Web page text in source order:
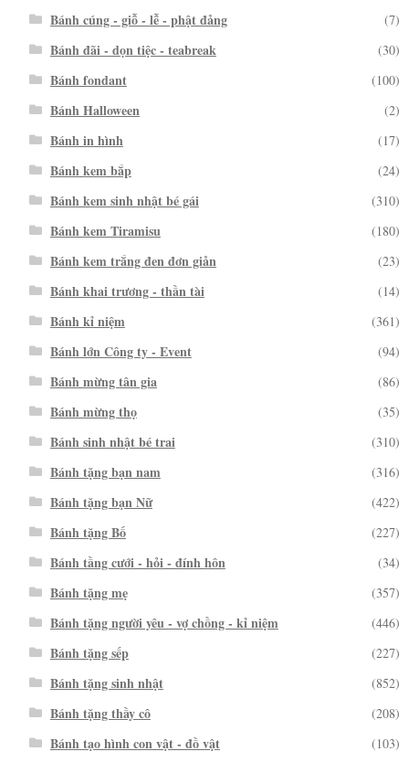
Bánh cúng - giỗ - lễ - phật đảng (7)
Bánh đãi - dọn tiệc - teabreak (30)
Bánh fondant (100)
Bánh Halloween (2)
Bánh in hình (17)
Bánh kem bắp (24)
Bánh kem sinh nhật bé gái (310)
Bánh kem Tiramisu (180)
Bánh kem trắng đen đơn giản (23)
Bánh khai trương - thần tài (14)
Bánh kỉ niệm (361)
Bánh lớn Công ty - Event (94)
Bánh mừng tân gia (86)
Bánh mừng thọ (35)
Bánh sinh nhật bé trai (310)
Bánh tặng bạn nam (316)
Bánh tặng bạn Nữ (422)
Bánh tặng Bố (227)
Bánh tầng cưới - hỏi - đính hôn (34)
Bánh tặng mẹ (357)
Bánh tặng người yêu - vợ chồng - kỉ niệm (446)
Bánh tặng sếp (227)
Bánh tặng sinh nhật (852)
Bánh tặng thầy cô (208)
Bánh tạo hình con vật - đồ vật (103)